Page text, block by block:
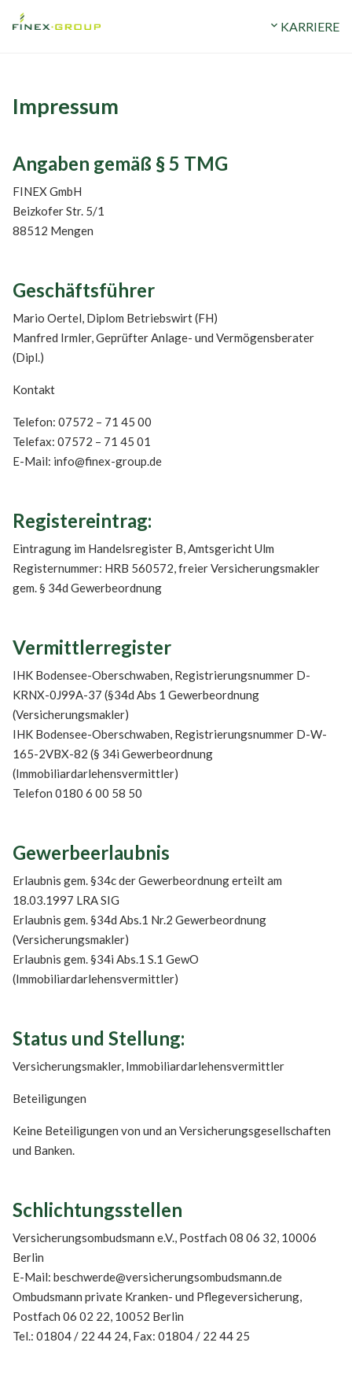
STANDORTE expand_more KARRIERE
Impressum
Angaben gemäß § 5 TMG
FINEX GmbH
Beizkofer Str. 5/1
88512 Mengen
Geschäftsführer
Mario Oertel, Diplom Betriebswirt (FH)
Manfred Irmler, Geprüfter Anlage- und Vermögensberater
(Dipl.)
Kontakt
Telefon: 07572 – 71 45 00
Telefax: 07572 – 71 45 01
E-Mail: info@finex-group.de
Registereintrag:
Eintragung im Handelsregister B, Amtsgericht Ulm
Registernummer: HRB 560572, freier Versicherungsmakler
gem. § 34d Gewerbeordnung
Vermittlerregister
IHK Bodensee-Oberschwaben, Registrierungsnummer D-
KRNX-0J99A-37 (§34d Abs 1 Gewerbeordnung
(Versicherungsmakler)
IHK Bodensee-Oberschwaben, Registrierungsnummer D-W-
165-2VBX-82 (§ 34i Gewerbeordnung
(Immobiliardarlehensvermittler)
Telefon 0180 6 00 58 50
Gewerbeerlaubnis
Erlaubnis gem. §34c der Gewerbeordnung erteilt am
18.03.1997 LRA SIG
Erlaubnis gem. §34d Abs.1 Nr.2 Gewerbeordnung
(Versicherungsmakler)
Erlaubnis gem. §34i Abs.1 S.1 GewO
(Immobiliardarlehensvermittler)
Status und Stellung:
Versicherungsmakler, Immobiliardarlehensvermittler
Beteiligungen
Keine Beteiligungen von und an Versicherungsgesellschaften
und Banken.
Schlichtungsstellen
Versicherungsombudsmann e.V., Postfach 08 06 32, 10006
Berlin
E-Mail: beschwerde@versicherungsombudsmann.de
Ombudsmann private Kranken- und Pflegeversicherung,
Postfach 06 02 22, 10052 Berlin
Tel.: 01804 / 22 44 24, Fax: 01804 / 22 44 25